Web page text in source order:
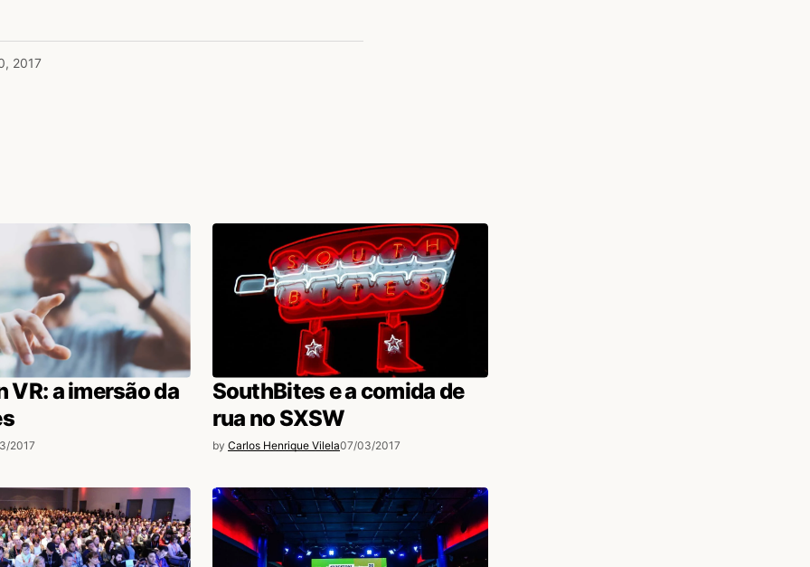
2017
desde o começo, com o numero de
Kristy Okada perguntou â plateia
monetizam esse trabalho. ”
VR: a imersão da
2017
SouthBites e a comida de
rua no SXSW
by Carlos Henrique Vilela07/03/2017